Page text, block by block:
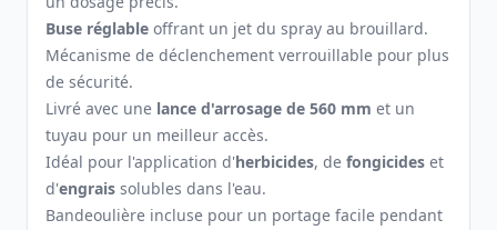
Buse réglable offrant un jet du spray au brouillard.
Mécanisme de déclenchement verrouillable pour plus
de sécurité.
Livré avec une lance d'arrosage de 560 mm et un
tuyau pour un meilleur accès.
Idéal pour l'application d'herbicides, de fongicides et
d'engrais solubles dans l'eau.
Bandeoulière incluse pour un portage facile pendant